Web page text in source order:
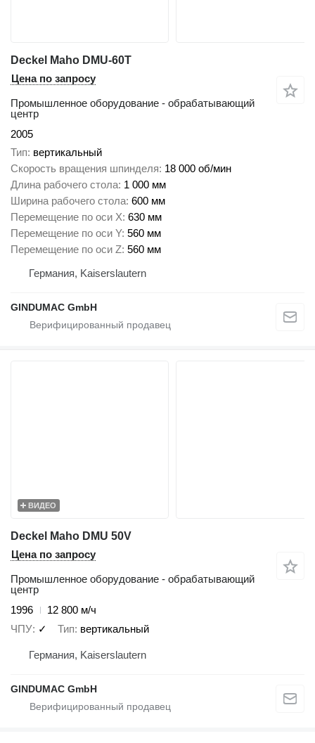
Deckel Maho DMU-60T
Цена по запросу
Промышленное оборудование - обрабатывающий
центр
2005
Тип вертикальный
Скорость вращения шпинделя 18 000 об/мин
Длина рабочего стола 1 000 мм
Ширина рабочего стола 600 мм
Перемещение по оси X 630 мм
Перемещение по оси Y 560 мм
Перемещение по оси Z 560 мм
Германия, Kaiserslautern
GINDUMAC GmbH
ВИДЕО
Deckel Maho DMU 50V
Цена по запросу
Промышленное оборудование - обрабатывающий
центр
1996
12 800 м/ч
ЧПУ ✓ Тип вертикальный
Германия, Kaiserslautern
GINDUMAC GmbH